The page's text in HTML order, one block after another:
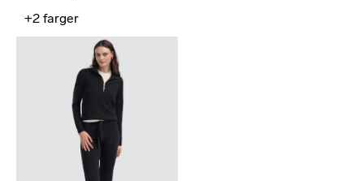
+2 farger